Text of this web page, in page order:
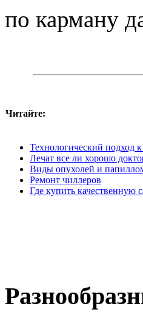
по карману
Читайте:
Технологический подход
Лечат все ли хорошо
Виды опухолей и
Ремонт чиллеров
Где купить качественную